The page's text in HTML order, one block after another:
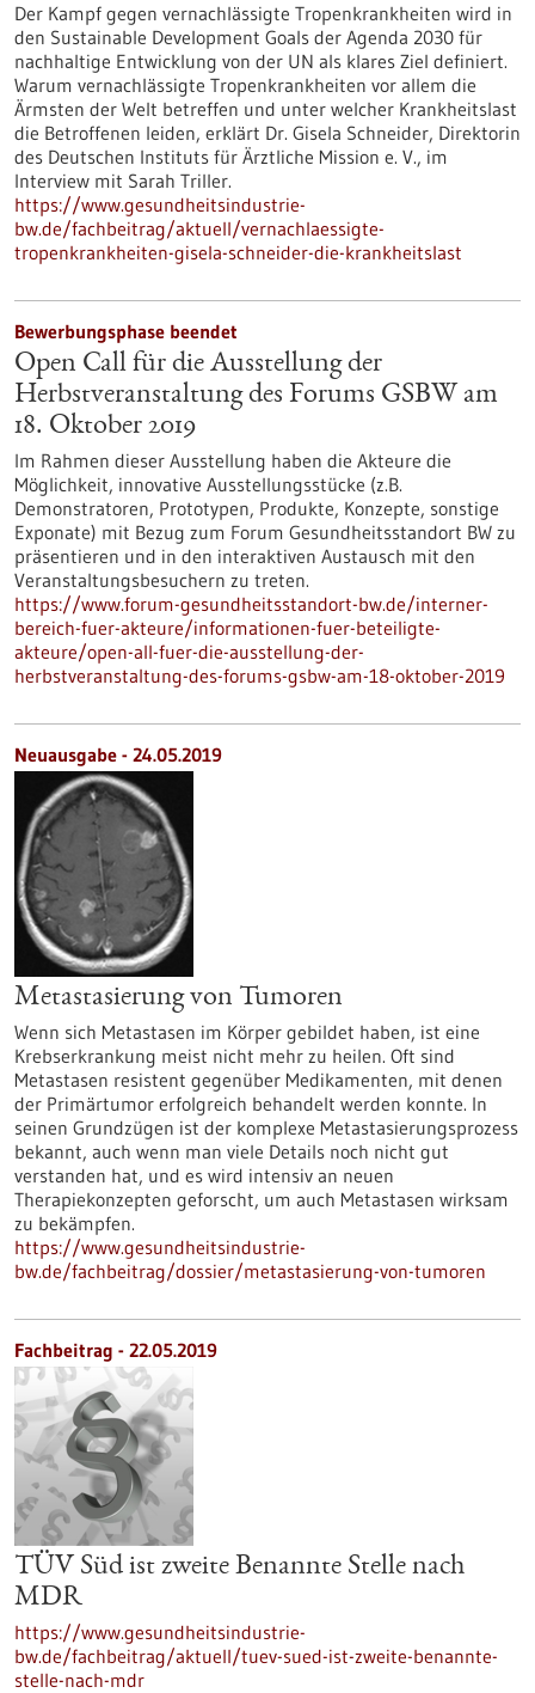
Der Kampf gegen vernachlässigte Tropenkrankheiten wird in
den Sustainable Development Goals der Agenda 2030 für
nachhaltige Entwicklung von der UN als klares Ziel definiert.
Warum vernachlässigte Tropenkrankheiten vor allem die
Ärmsten der Welt betreffen und unter welcher Krankheitslast
die Betroffenen leiden, erklärt Dr. Gisela Schneider, Direktorin
des Deutschen Instituts für Ärztliche Mission e. V., im
Interview mit Sarah Triller.
https://www.gesundheitsindustrie-
bw.de/fachbeitrag/aktuell/vernachlaessigte-
tropenkrankheiten-gisela-schneider-die-krankheitslast
Bewerbungsphase beendet
Open Call für die Ausstellung der
Herbstveranstaltung des Forums GSBW am
18. Oktober 2019
Im Rahmen dieser Ausstellung haben die Akteure die
Möglichkeit, innovative Ausstellungsstücke (z.B.
Demonstratoren, Prototypen, Produkte, Konzepte, sonstige
Exponate) mit Bezug zum Forum Gesundheitsstandort BW zu
präsentieren und in den interaktiven Austausch mit den
Veranstaltungsbesuchern zu treten.
https://www.forum-gesundheitsstandort-bw.de/interner-
bereich-fuer-akteure/informationen-fuer-beteiligte-
akteure/open-all-fuer-die-ausstellung-der-
herbstveranstaltung-des-forums-gsbw-am-18-oktober-2019
Neuausgabe - 24.05.2019
Metastasierung von Tumoren
Wenn sich Metastasen im Körper gebildet haben, ist eine
Krebserkrankung meist nicht mehr zu heilen. Oft sind
Metastasen resistent gegenüber Medikamenten, mit denen
der Primärtumor erfolgreich behandelt werden konnte. In
seinen Grundzügen ist der komplexe Metastasierungsprozess
bekannt, auch wenn man viele Details noch nicht gut
verstanden hat, und es wird intensiv an neuen
Therapiekonzepten geforscht, um auch Metastasen wirksam
zu bekämpfen.
https://www.gesundheitsindustrie-
bw.de/fachbeitrag/dossier/metastasierung-von-tumoren
Fachbeitrag - 22.05.2019
TÜV Süd ist zweite Benannte Stelle nach
MDR
https://www.gesundheitsindustrie-
bw.de/fachbeitrag/aktuell/tuev-sued-ist-zweite-benannte-
stelle-nach-mdr